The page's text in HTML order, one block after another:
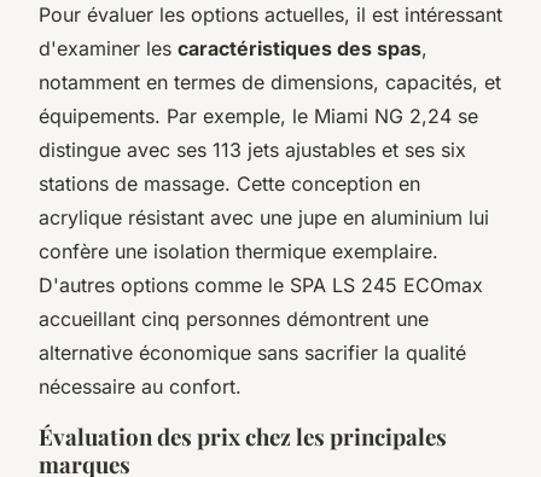
Pour évaluer les options actuelles, il est intéressant
d'examiner les caractéristiques des spas,
notamment en termes de dimensions, capacités, et
équipements. Par exemple, le Miami NG 2,24 se
distingue avec ses 113 jets ajustables et ses six
stations de massage. Cette conception en
acrylique résistant avec une jupe en aluminium lui
confère une isolation thermique exemplaire.
D'autres options comme le SPA LS 245 ECOmax
accueillant cinq personnes démontrent une
alternative économique sans sacrifier la qualité
nécessaire au confort.
Évaluation des prix chez les principales
marques